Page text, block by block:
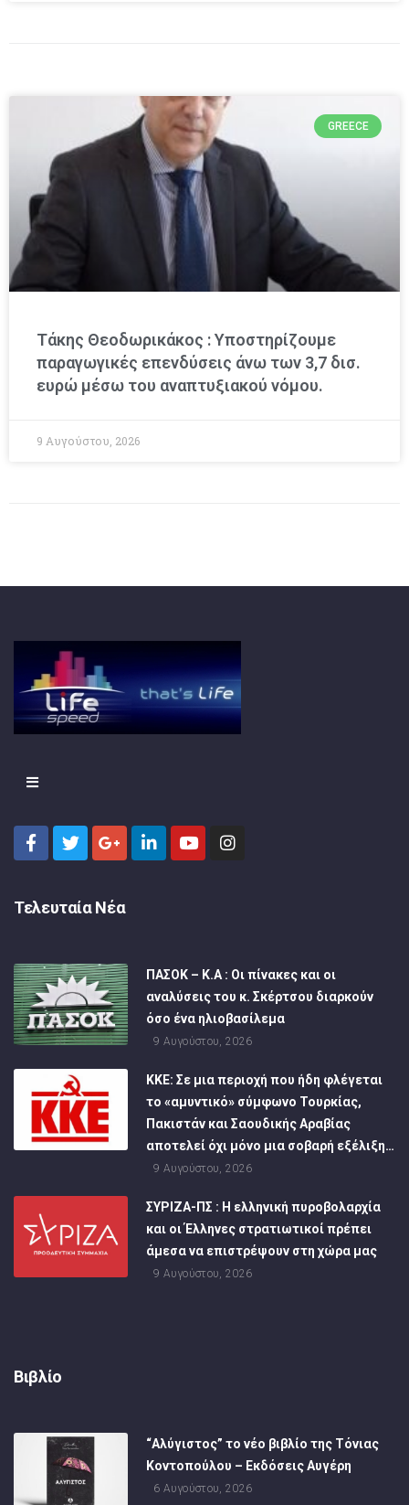
GREECE
Τάκης Θεοδωρικάκος : Υποστηρίζουμε
παραγωγικές επενδύσεις άνω των 3,7 δισ.
ευρώ μέσω του αναπτυξιακού νόμου.
9 Αυγούστου, 2026
Τελευταία Νέα
ΠΑΣΟΚ – Κ.Α : Οι πίνακες και οι
αναλύσεις του κ. Σκέρτσου διαρκούν
όσο ένα ηλιοβασίλεμα
9 Αυγούστου, 2026
ΚΚΕ: Σε μια περιοχή που ήδη φλέγεται
το «αμυντικό» σύμφωνο Τουρκίας,
Πακιστάν και Σαουδικής Αραβίας
αποτελεί όχι μόνο μια σοβαρή εξέλιξη…
9 Αυγούστου, 2026
ΣΥΡΙΖΑ-ΠΣ : Η ελληνική πυροβολαρχία
και οι Έλληνες στρατιωτικοί πρέπει
άμεσα να επιστρέψουν στη χώρα μας
9 Αυγούστου, 2026
Βιβλίο
“Αλύγιστος” το νέο βιβλίο της Τόνιας
Κοντοπούλου – Εκδόσεις Αυγέρη
6 Αυγούστου, 2026